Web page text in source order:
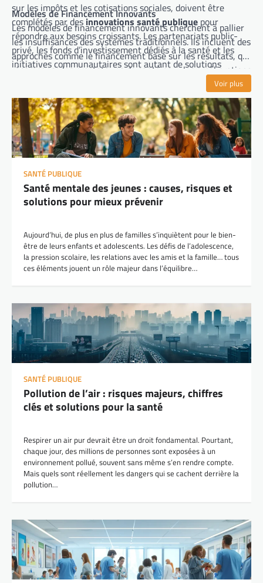
sur les impôts et les cotisations sociales, doivent être
complétés par desinnovations santé publique pour
répondre aux besoins croissants. Les partenariats public-
privé, les fonds d’investissement dédiés à la santé et les
initiatives communautaires sont autant de solutions
innovantes pour diversifier les sources de financement.
Modèles de Financement Innovants
Les modèles de financement innovants cherchent à pallier
les insuffisances des systèmes traditionnels. Ils incluent des
approches comme le financement basé sur les résultats, qui
récompense les prestataires de santé pour les améliorations
crowdfunding et les micro-assurances sont des solutions
émergentes qui permettent de mobiliser des ressources
supplémentaires. Ces modèles offrent une flexibilité accrue
et peuvent améliorer l’efficacité du financement de la santé
publique.
Voir plus
SANTÉ PUBLIQUE
Santé mentale des jeunes : causes, risques et
solutions pour mieux prévenir
Aujourd’hui, de plus en plus de familles s’inquiètent pour le bien-
être de leurs enfants et adolescents. Les défis de l’adolescence,
la pression scolaire, les relations avec les amis et la famille… tous
ces éléments jouent un rôle majeur dans l’équilibre…
SANTÉ PUBLIQUE
Pollution de l’air : risques majeurs, chiffres
clés et solutions pour la santé
Respirer un air pur devrait être un droit fondamental. Pourtant,
chaque jour, des millions de personnes sont exposées à un
environnement pollué, souvent sans même s’en rendre compte.
Mais quels sont réellement les dangers qui se cachent derrière la
pollution…